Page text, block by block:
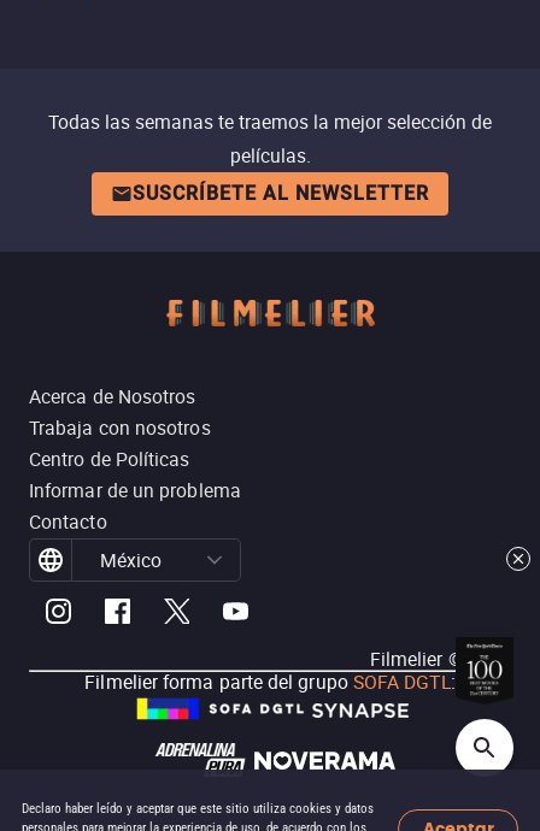
Declaro haber leído y aceptar que este sitio utiliza cookies y datos
Todas las semanas te traemos la mejor selección de
películas.
SUSCRÍBETE AL NEWSLETTER
Acerca de Nosotros
Trabaja con nosotros
Centro de Políticas
Informar de un problema
Contacto
México
Filmelier ©2026
Filmelier forma parte del grupoSOFA DGTL: